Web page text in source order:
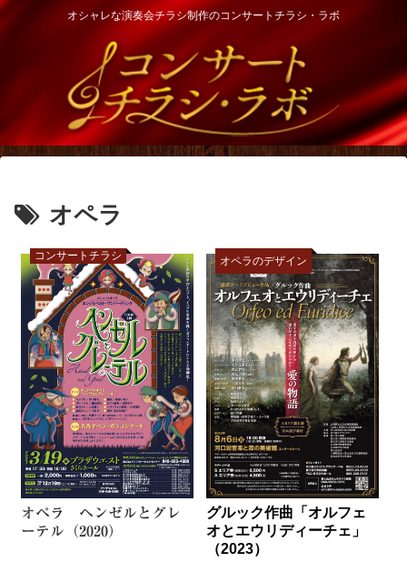
オシャレな演奏会チラシ制作のコンサートチラシ・ラボ
オペラ
コンサートチラシ
オペラ ヘンゼルとグレ
ーテル（2020）
オペラのデザイン
グルック作曲「オルフェ
オとエウリディーチェ」
（2023）